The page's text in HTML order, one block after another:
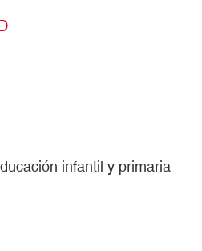
infantil y primaria